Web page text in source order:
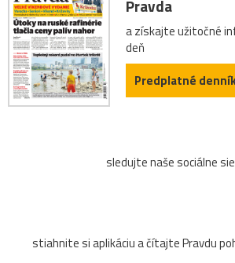
Pravda
a získajte užitočné
deň
Predplatné
sledujte naše sociálne
stiahnite si aplikáciu a čítajte Pravdu